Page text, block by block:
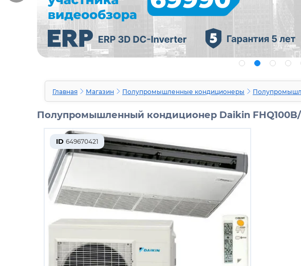
Главная Магазин Полупромышленные кондиционеры
Полупромышленный кондиционер Daikin FHQ100B/
ID 649670421